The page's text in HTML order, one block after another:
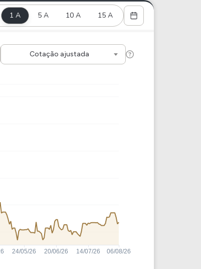
Radar do Dividendo Inteligente
Comparador de Ativos
As Ações Mais Buscadas
1 A 5 A 10 A 15 A
Cotação ajustada